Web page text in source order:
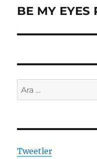
Sonraki
BE MY EYES
Ara:
Tweetler